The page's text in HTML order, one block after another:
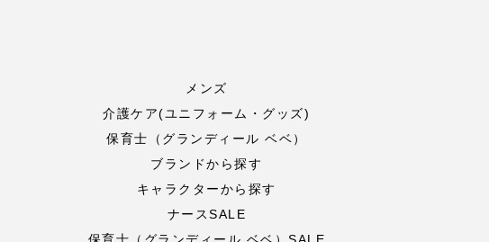
メンズ
介護ケア(ユニフォーム・グッズ)
保育士（グランディール ベベ）
ブランドから探す
キャラクターから探す
ナースSALE